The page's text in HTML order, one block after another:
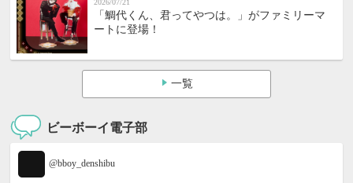
2026/07/21
「鯛代くん、君ってやつは。」がファミリーマ
ートに登場！
一覧
ビーボーイ電子部
@bboy_denshibu